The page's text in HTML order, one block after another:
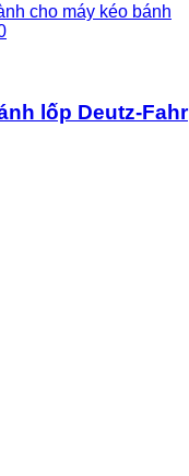
cho máy kéo bánh
lốp Deutz-Fahr